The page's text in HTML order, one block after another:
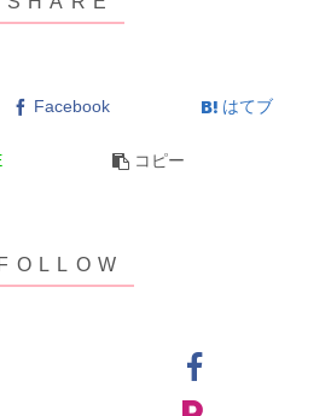
Facebook はてブ
コピー